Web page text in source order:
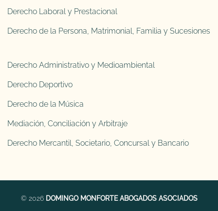
Derecho Laboral y Prestacional
Derecho de la Persona, Matrimonial, Familia y Sucesiones
Derecho Administrativo y Medioambiental
Derecho Deportivo
Derecho de la Música
Mediación, Conciliación y Arbitraje
Derecho Mercantil, Societario, Concursal y Bancario
© 2026 DOMINGO MONFORTE ABOGADOS ASOCIADOS